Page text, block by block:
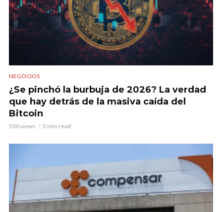
NEGOCIOS
¿Se pinchó la burbuja de 2026? La verdad
que hay detrás de la masiva caída del
Bitcoin
530 views 3 min read